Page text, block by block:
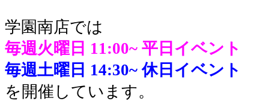
学園南店では
毎週火曜日 11:00~ 平日イベント
毎週土曜日 14:30~休日イベント
を開催しています。